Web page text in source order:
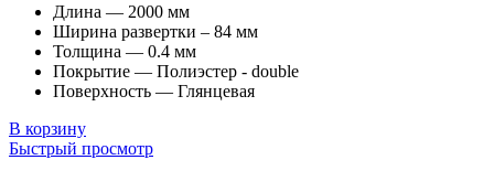
Длина — 2000 мм
Ширина развертки – 84 мм
Толщина — 0.4 мм
Покрытие — Полиэстер - double
Поверхность — Глянцевая
В корзину
Быстрый просмотр